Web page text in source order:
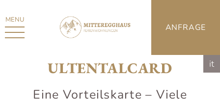
MENU
ANFRAGE
it
ULTENTALCARD
Eine Vorteilskarte – Viele